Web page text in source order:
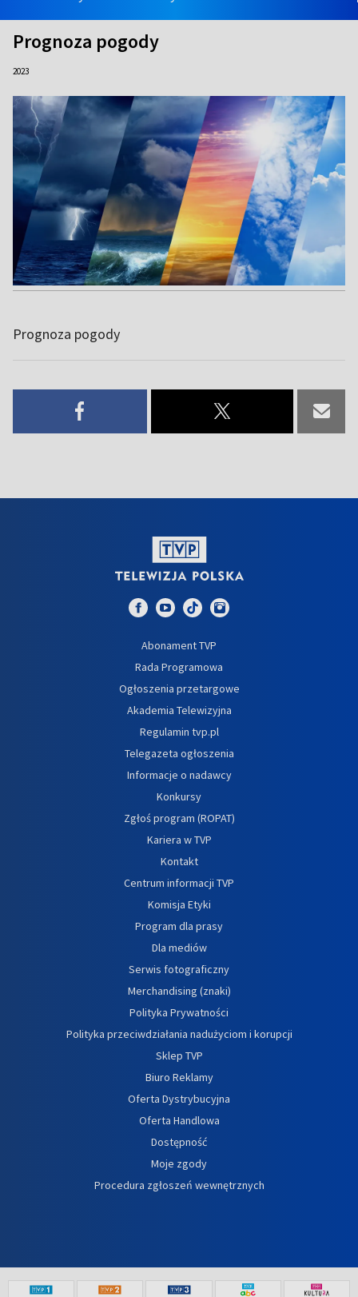
Prognoza pogody
2023
Prognoza pogody
Abonament TVP
Rada Programowa
Ogłoszenia przetargowe
Akademia Telewizyjna
Regulamin tvp.pl
Telegazeta ogłoszenia
Informacje o nadawcy
Konkursy
Zgłoś program (ROPAT)
Kariera w TVP
Kontakt
Centrum informacji TVP
Komisja Etyki
Program dla prasy
Dla mediów
Serwis fotograficzny
Merchandising (znaki)
Polityka Prywatności
Polityka przeciwdziałania nadużyciom i korupcji
Sklep TVP
Biuro Reklamy
Oferta Dystrybucyjna
Oferta Handlowa
Dostępność
Moje zgody
Procedura zgłoszeń wewnętrznych